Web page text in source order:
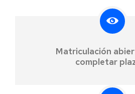
Matriculación
completar